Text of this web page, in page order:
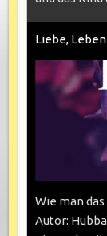
Liebe,
Wie man
Autor: